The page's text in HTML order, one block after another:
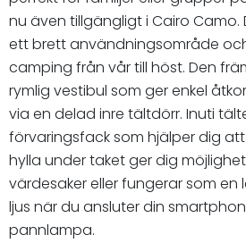
nu även tillgängligt i Cairo
ett brett användningsområde
camping från vår till höst. Den
rymlig vestibul som ger enkel
via en delad inre tältdörr. Inuti
förvaringsfack som hjälper dig
hylla under taket ger dig
värdesaker eller fungerar som
ljus när du ansluter din
pannlampa.